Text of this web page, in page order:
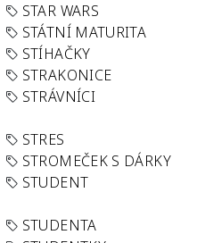
STAR WARS
STÁTNÍ MATURITA
STÍHAČKY
STRAKONICE
STRÁVNÍCI
STRES
STROMEČEK S DÁRKY
STUDENT
STUDENTA